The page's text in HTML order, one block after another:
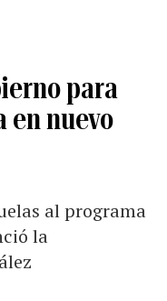
para
en nuevo
al programa
la